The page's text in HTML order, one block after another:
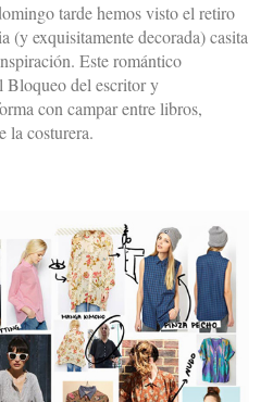
tarde hemos visto el retiro
(y exquisitamente decorada) casita
Este romántico
Bloqueo del escritor y
con campar entre libros,
la costurera.